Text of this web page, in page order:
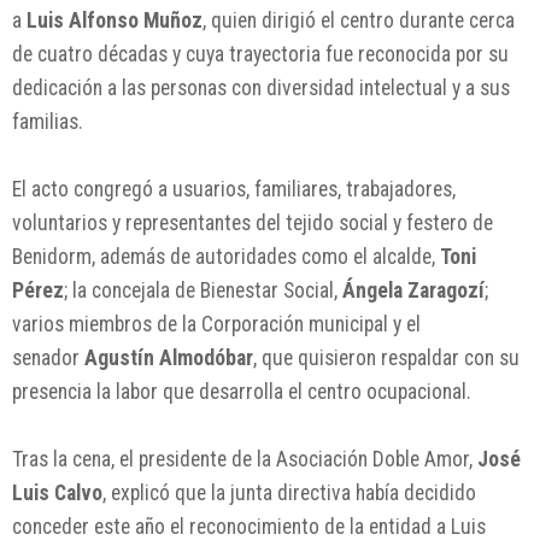
a Luis Alfonso Muñoz, quien dirigió el centro durante cerca
de cuatro décadas y cuya trayectoria fue reconocida por su
dedicación a las personas con diversidad intelectual y a sus
familias.
El acto congregó a usuarios, familiares, trabajadores,
voluntarios y representantes del tejido social y festero de
Benidorm, además de autoridades como el alcalde, Toni
Pérez; la concejala de Bienestar Social, Ángela Zaragozí;
varios miembros de la Corporación municipal y el
senador Agustín Almodóbar, que quisieron respaldar con su
presencia la labor que desarrolla el centro ocupacional.
Tras la cena, el presidente de la Asociación Doble Amor, José
Luis Calvo, explicó que la junta directiva había decidido
conceder este año el reconocimiento de la entidad a Luis